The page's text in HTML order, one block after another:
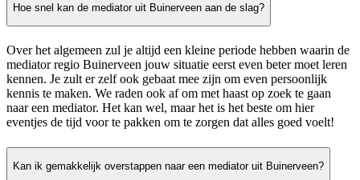
Hoe snel kan de mediator uit Buinerveen aan de slag?
Over het algemeen zul je altijd een kleine periode hebben waarin de
mediator regio Buinerveen jouw situatie eerst even beter moet leren
kennen. Je zult er zelf ook gebaat mee zijn om even persoonlijk
kennis te maken. We raden ook af om met haast op zoek te gaan
naar een mediator. Het kan wel, maar het is het beste om hier
eventjes de tijd voor te pakken om te zorgen dat alles goed voelt!
Kan ik gemakkelijk overstappen naar een mediator uit Buinerveen?